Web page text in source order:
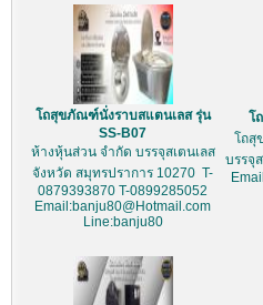
โถสุขภัณฑ์นั่งราบสแตนเลส รุ่น
SS-B07
ห้างหุ้นส่วน จำกัด บรรจุสเตนเลส
จังหวัด สมุทรปราการ 10270 T-
0879393870 T-0899285052
Email:banju80@Hotmail.com
Line:banju80
โ
โถสุ
บรรจุ